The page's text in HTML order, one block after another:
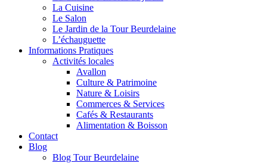
La Cuisine
Le Salon
Le Jardin de la Tour Beurdelaine
L’échauguette
Informations Pratiques
Activités locales
Avallon
Culture & Patrimoine
Nature & Loisirs
Commerces & Services
Cafés & Restaurants
Alimentation & Boisson
Contact
Blog
Blog Tour Beurdelaine